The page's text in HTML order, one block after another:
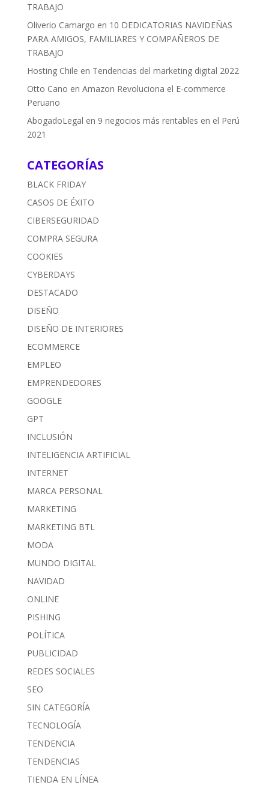
TRABAJO
Oliverio Camargo en 10 DEDICATORIAS NAVIDEÑAS
PARA AMIGOS, FAMILIARES Y COMPAÑEROS DE
TRABAJO
Hosting Chile en Tendencias del marketing digital 2022
Otto Cano en Amazon Revoluciona el E-commerce
Peruano
AbogadoLegal en 9 negocios más rentables en el Perú
2021
CATEGORÍAS
BLACK FRIDAY
CASOS DE ÉXITO
CIBERSEGURIDAD
COMPRA SEGURA
COOKIES
CYBERDAYS
DESTACADO
DISEÑO
DISEÑO DE INTERIORES
ECOMMERCE
EMPLEO
EMPRENDEDORES
GOOGLE
GPT
INCLUSIÓN
INTELIGENCIA ARTIFICIAL
INTERNET
MARCA PERSONAL
MARKETING
MARKETING BTL
MODA
MUNDO DIGITAL
NAVIDAD
ONLINE
PISHING
POLÍTICA
PUBLICIDAD
REDES SOCIALES
SEO
SIN CATEGORÍA
TECNOLOGÍA
TENDENCIA
TENDENCIAS
TIENDA EN LÍNEA